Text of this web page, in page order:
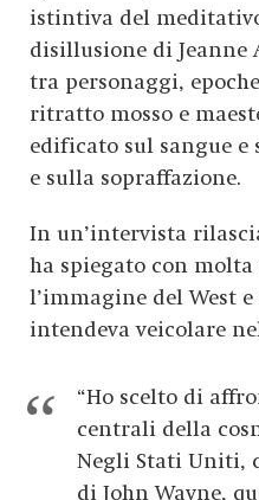
istintiva del
disillusione di Jeanne
tra personaggi,
ritratto mosso e
edificato sul sangue e
e sulla sopraffazione.
In un’intervista
ha spiegato con molta
l’immagine del West
intendeva veicolare
“Ho scelto di
centrali della
Negli Stati Uniti,
di John Wayne,